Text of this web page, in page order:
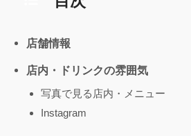
店舗情報
店内・ドリンクの雰囲気
写真で見る店内・メニュー
Instagram